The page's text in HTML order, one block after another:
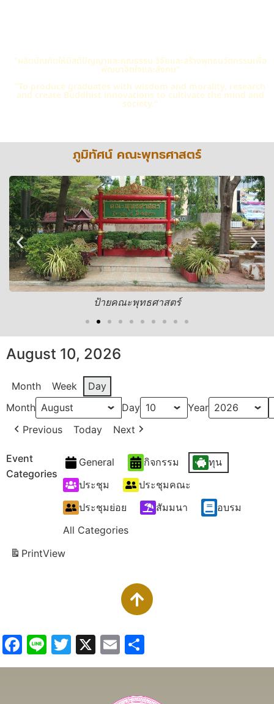
"ผลิตบัณฑิตให้มีสติปัญญาและคุณธรรม วิจัยและสร้างพุทธนวัตกรรมเพื่อ
พัฒนาจิตใจและสังคม"
"To produce graduates with wisdom and morality, research
and create Buddhist innovations to cultivate the mind and
society."
ภูมิทัศน์ คณะพุทธศาสตร์
ป้ายคณะพุทธศาสตร์
August 10, 2026
Month Week
Day
Month
Day
Year
Previous
Today Next
Event
Categories
General กิจกรรม
ทุน
ประชุม
ประชุมคณะ
ประชุมย่อย
สัมมนา
อบรม
All Categories
PrintView
Facebook
LineTwitter
X Email